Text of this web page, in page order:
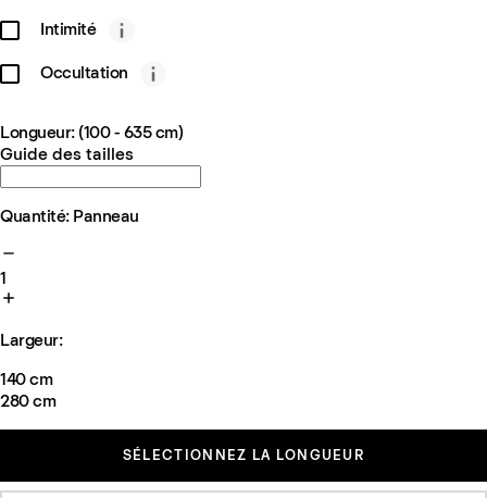
Intimité
Occultation
Longueur: (100 - 635 cm)
Guide des tailles
Quantité: Panneau
1
Largeur:
140 cm
280 cm
SÉLECTIONNEZ LA LONGUEUR